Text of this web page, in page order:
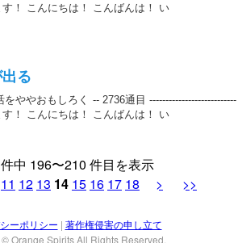
！ こんにちは！ こんばんは！ い
る
ややおもしろく -- 2736通目 ---------------------------
！ こんにちは！ こんばんは！ い
中 196〜210 件目を表示
11 12 13 14 15 16 17 18 > >>
ーポリシー | 著作権侵害の申し立て
Orange Spirits All Rights Reserved.